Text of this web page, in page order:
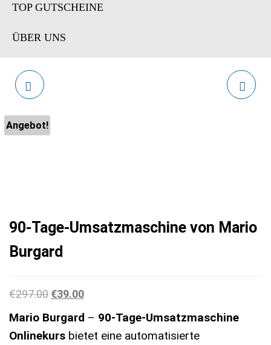
TOP GUTSCHEINE
ÜBER UNS
Angebot!
90-Tage-Umsatzmaschine von Mario
Burgard
€297.00 Ursprünglicher Preis war: €297.00
€39.00Aktueller Preis ist: €39.00.
Mario Burgard – 90-Tage-Umsatzmaschine
Onlinekurs bietet eine automatisierte